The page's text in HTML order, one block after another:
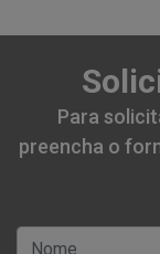
Para
preencha o